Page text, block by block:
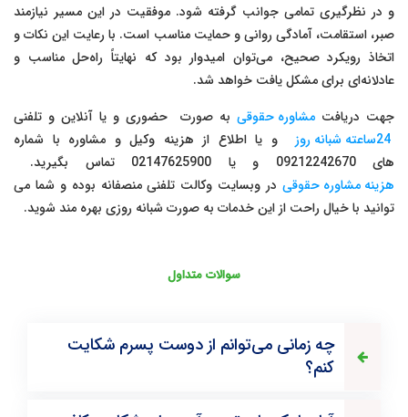
و در نظرگیری تمامی جوانب گرفته شود. موفقیت در این مسیر نیازمند
صبر، استقامت، آمادگی روانی و حمایت مناسب است. با رعایت این نکات و
اتخاذ رویکرد صحیح، می‌توان امیدوار بود که نهایتاً راه‌حل مناسب و
عادلانه‌ای برای مشکل یافت خواهد شد.
جهت دریافت مشاوره حقوقی به صورت حضوری و یا آنلاین و تلفنی
24ساعته شبانه روز
و یا اطلاع از هزینه وکیل و مشاوره با شماره
های 09212242670 و یا 02147625900 تماس بگیرید.
هزینه مشاوره حقوقی در وبسایت وکالت تلفنی منصفانه بوده و شما می
توانید با خیال راحت از این خدمات به صورت شبانه روزی بهره مند شوید.
سوالات متداول
چه زمانی می‌توانم از دوست پسرم شکایت
کنم؟